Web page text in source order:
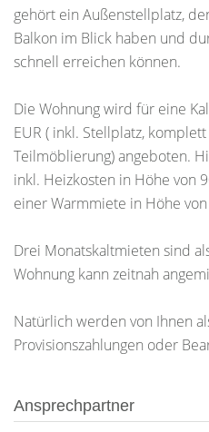
gehört ein Außenstellplatz,
Balkon im Blick haben und
schnell erreichen können.
Die Wohnung wird für eine
EUR ( inkl. Stellplatz,
Teilmöblierung) angeboten.
inkl. Heizkosten in Höhe von
einer Warmmiete in Höhe von
Drei Monatskaltmieten sind
Wohnung kann zeitnah
Natürlich werden von Ihnen
Provisionszahlungen oder
Ansprechpartner